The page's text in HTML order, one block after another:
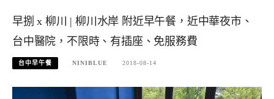
早捌 x 柳川 | 柳川水岸 附近早午餐，近中華夜市、
台中醫院，不限時、有插座、免服務費
台中早午餐 NINIBLUE 2018-08-14